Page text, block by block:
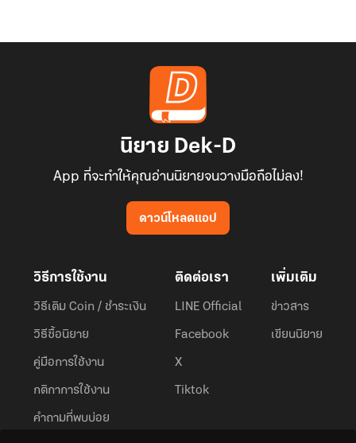
นิยาย Dek-D
App ที่จะทำให้คุณอ่านนิยายจนวางมือถือไม่ลง!
ดาวน์โหลดแอป
วิธีการใช้งาน
วิธีเติม Coin / ชำระเงิน
วิธีซื้อนิยาย
คู่มือการใช้งาน
กติกาการใช้งาน
คำถามที่พบบ่อย
ติดต่อเรา
LINE Official
Facebook
X
Tiktok
เพิ่มเติม
ข่าวสาร
เขียนนิยาย